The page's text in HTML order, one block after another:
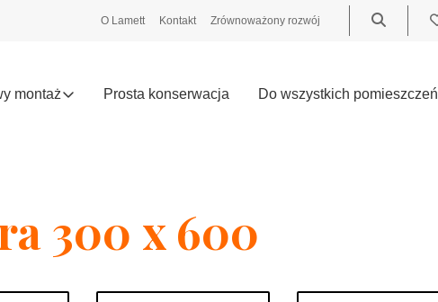
O Lamett Kontakt Zrównoważony rozwój
montaż Prosta konserwacja Do wszystkich pomieszczeń
300 x 600